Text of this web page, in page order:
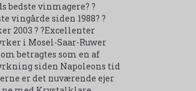
bedste vinmagere? ?
vingårde siden 1988? ?
2003 ? ?Excellenter
i Mosel-Saar-Ruwer
betragtes som en af
siden Napoleons tid
er det nuværende ejer